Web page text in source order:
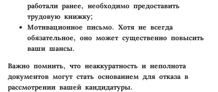
работали ранее, необходимо предоставить
трудовую книжку;
Мотивационное письмо. Хотя не всегда
обязательное, оно может существенно повысить
ваши шансы.
Важно помнить, что неаккуратность и неполнота
документов могут стать основанием для отказа в
рассмотрении вашей кандидатуры.